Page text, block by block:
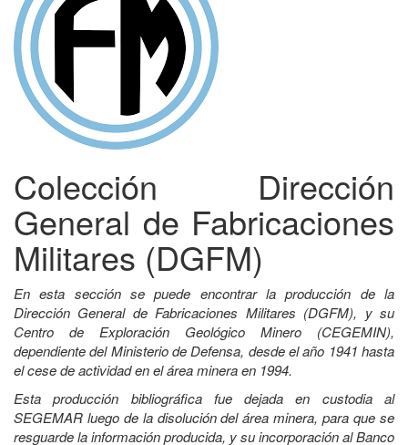
Colección Dirección
General de Fabricaciones
Militares (DGFM)
En esta sección se puede encontrar la producción de la
Dirección General de Fabricaciones Militares (DGFM), y su
Centro de Exploración Geológico Minero (CEGEMIN),
dependiente del Ministerio de Defensa, desde el año 1941 hasta
el cese de actividad en el área minera en 1994.
Esta producción bibliográfica fue dejada en custodia al
SEGEMAR luego de la disolución del área minera, para que se
resguarde la información producida, y su incorporación al Banco